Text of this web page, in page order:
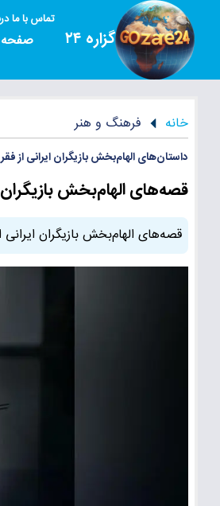
گزاره ۲۴
تماس با ما
خانه فرهنگ و هنر
داستان‌های الهام‌بخش بازیگران ایرانی از
قصه‌های الهام‌بخش
قصه‌های الهام‌بخش بازیگران